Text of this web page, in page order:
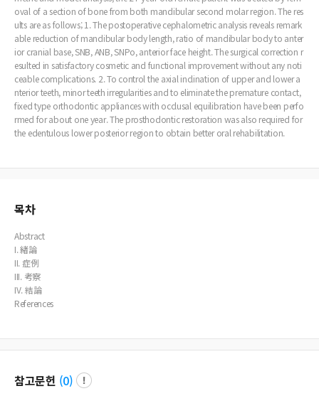
oval of a section of bone from both mandibular second molar region. The res
ults are as follows; 1. The postoperative cephalometric analysis reveals remark
able reduction of mandibular body length, ratio of mandibular body to anter
ior cranial base, SNB, ANB, SNPo, anterior face height. The surgical correction r
esulted in satisfactory cosmetic and functional improvement without any noti
ceable complications. 2. To control the axial inclination of upper and lower a
nterior teeth, minor teeth irregularities and to eliminate the premature contact,
fixed type orthodontic appliances with occlusal equilibration have been perfo
rmed for about one year. The prosthodontic restoration was also required for
the edentulous lower posterior region to obtain better oral rehabilitation.
목차
Abstract
I. 緖論
II. 症例
III. 考察
IV. 結論
References
참고문헌 (0)